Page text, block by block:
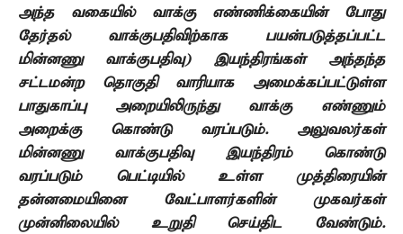
அந்த வகையில் வாக்கு எண்ணிக்கையின் போது
தேர்தல் வாக்குபதிவிற்காக பயன்படுத்தப்பட்ட
மின்னணு வாக்குபதிவு) இயந்திரங்கள் அந்தந்த
சட்டமன்ற தொகுதி வாரியாக அமைக்கப்பட்டுள்ள
பாதுகாப்பு அறையிலிருந்து வாக்கு எண்ணும்
அறைக்கு கொண்டு வரப்படும். அலுவலர்கள்
மின்னணு வாக்குபதிவு இயந்திரம் கொண்டு
வரப்படும் பெட்டியில் உள்ள முத்திரையின்
தன்னமையினை வேட்பாளர்களின் முகவர்கள்
முன்னிலையில் உறுதி செய்திட வேண்டும்.